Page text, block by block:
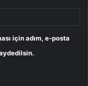
için adım, e-posta